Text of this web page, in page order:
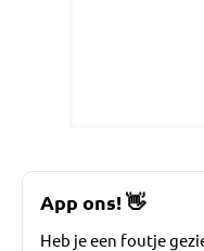
App ons!👋
Heb je een foutje